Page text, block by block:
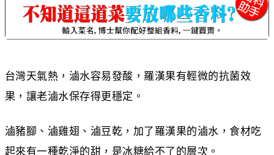
台灣天氣熱，滷水容易發酸，羅漢果有輕微的抗菌效
果，讓老滷水保存得更穩定。
滷豬腳、滷雞翅、滷豆乾，加了羅漢果的滷水，食材吃
起來有一種乾淨的甜，是冰糖給不了的層次。